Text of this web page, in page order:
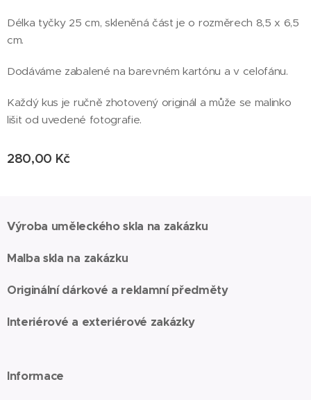
Délka tyčky 25 cm, skleněná část je o rozměrech 8,5 x 6,5
cm.
Dodáváme zabalené na barevném kartónu a v celofánu.
Každý kus je ručně zhotovený originál a může se malinko
lišit od uvedené fotografie.
280,00 Kč
Výroba uměleckého skla na zakázku
Malba skla na zakázku
Originální dárkové a reklamní předměty
Interiérové a exteriérové zakázky
Informace